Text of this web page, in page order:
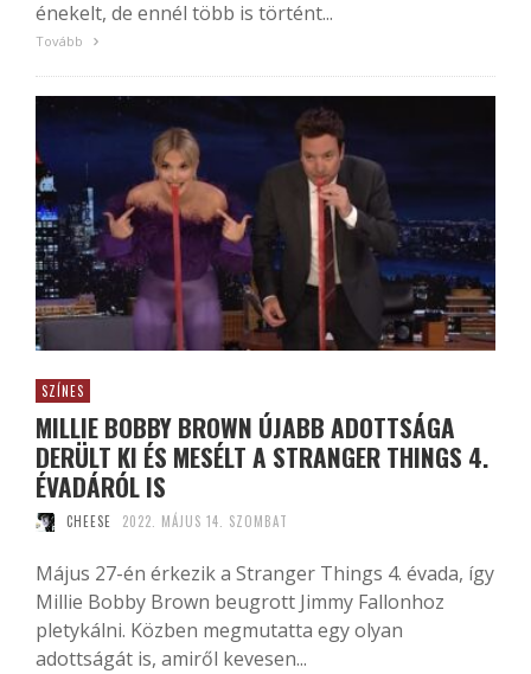
énekelt, de ennél több is történt...
Tovább
SZÍNES
MILLIE BOBBY BROWN ÚJABB ADOTTSÁGA
DERÜLT KI ÉS MESÉLT A STRANGER THINGS 4.
ÉVADÁRÓL IS
CHEESE 2022. MÁJUS 14. SZOMBAT
Május 27-én érkezik a Stranger Things 4. évada, így
Millie Bobby Brown beugrott Jimmy Fallonhoz
pletykálni. Közben megmutatta egy olyan
adottságát is, amiről kevesen...